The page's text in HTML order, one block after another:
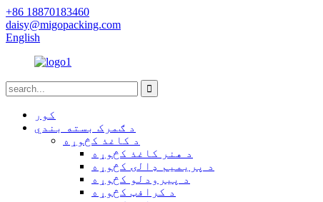
+86 18870183460
daisy@migopacking.com
English
کور
د ګمرک بسته بندي
د کاغذ کڅوړه
د هنر کاغذ کڅوړه
د پریمیم ډالۍ کڅوړه
د پیرودلو کڅوړه
د کرافټ کڅوړه